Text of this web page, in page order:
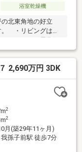
浴室乾燥機
北東角地の好立
・リビングは
。 ・駐車場横に
！ ・充実の室内設
、電動オーニング
・２階の洋室は
オープンで広々と
いますので、 さ
！
2,690万円 3DK
2
2
月(築29年11ヶ月)
孫子前駅 徒歩7分